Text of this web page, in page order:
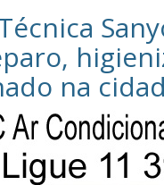
na